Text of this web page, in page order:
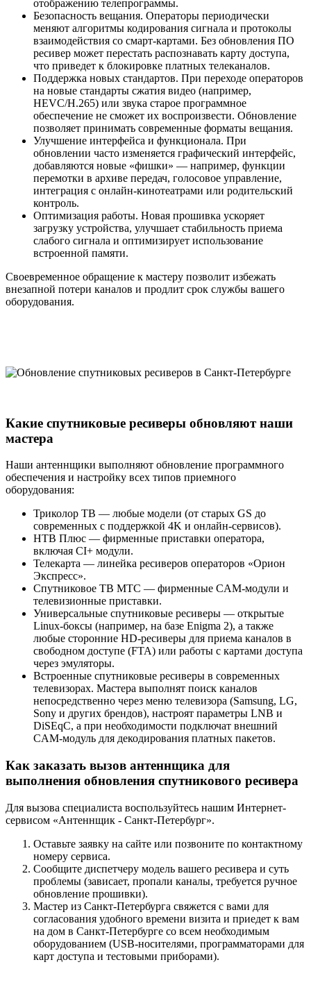
отображению телепрограммы.
Безопасность вещания. Операторы периодически
меняют алгоритмы кодирования сигнала и протоколы
взаимодействия со смарт-картами. Без обновления ПО
ресивер может перестать распознавать карту доступа,
что приведет к блокировке платных телеканалов.
Поддержка новых стандартов. При переходе операторов
на новые стандарты сжатия видео (например,
HEVC/H.265) или звука старое программное
обеспечение не сможет их воспроизвести. Обновление
позволяет принимать современные форматы вещания.
Улучшение интерфейса и функционала. При
обновлении часто изменяется графический интерфейс,
добавляются новые «фишки» — например, функции
перемотки в архиве передач, голосовое управление,
интеграция с онлайн-кинотеатрами или родительский
контроль.
Оптимизация работы. Новая прошивка ускоряет
загрузку устройства, улучшает стабильность приема
слабого сигнала и оптимизирует использование
встроенной памяти.
Своевременное обращение к мастеру позволит избежать
внезапной потери каналов и продлит срок службы вашего
оборудования.
Какие спутниковые ресиверы обновляют наши
мастера
Наши антеннщики выполняют обновление программного
обеспечения и настройку всех типов приемного
оборудования:
Триколор ТВ — любые модели (от старых GS до
современных с поддержкой 4K и онлайн-сервисов).
НТВ Плюс — фирменные приставки оператора,
включая CI+ модули.
Телекарта — линейка ресиверов операторов «Орион
Экспресс».
Спутниковое ТВ МТС — фирменные CAM-модули и
телевизионные приставки.
Универсальные спутниковые ресиверы — открытые
Linux-боксы (например, на базе Enigma 2), а также
любые сторонние HD-ресиверы для приема каналов в
свободном доступе (FTA) или работы с картами доступа
через эмуляторы.
Встроенные спутниковые ресиверы в современных
телевизорах. Мастера выполнят поиск каналов
непосредственно через меню телевизора (Samsung, LG,
Sony и других брендов), настроят параметры LNB и
DiSEqC, а при необходимости подключат внешний
CAM-модуль для декодирования платных пакетов.
Как заказать вызов антеннщика для
выполнения обновления спутникового ресивера
Для вызова специалиста воспользуйтесь нашим Интернет-
сервисом «Антеннщик - Санкт-Петербург».
Оставьте заявку на сайте или позвоните по контактному
номеру сервиса.
Сообщите диспетчеру модель вашего ресивера и суть
проблемы (зависает, пропали каналы, требуется ручное
обновление прошивки).
Мастер из Санкт-Петербурга свяжется с вами для
согласования удобного времени визита и приедет к вам
на дом в Санкт-Петербурге со всем необходимым
оборудованием (USB-носителями, программаторами для
карт доступа и тестовыми приборами).